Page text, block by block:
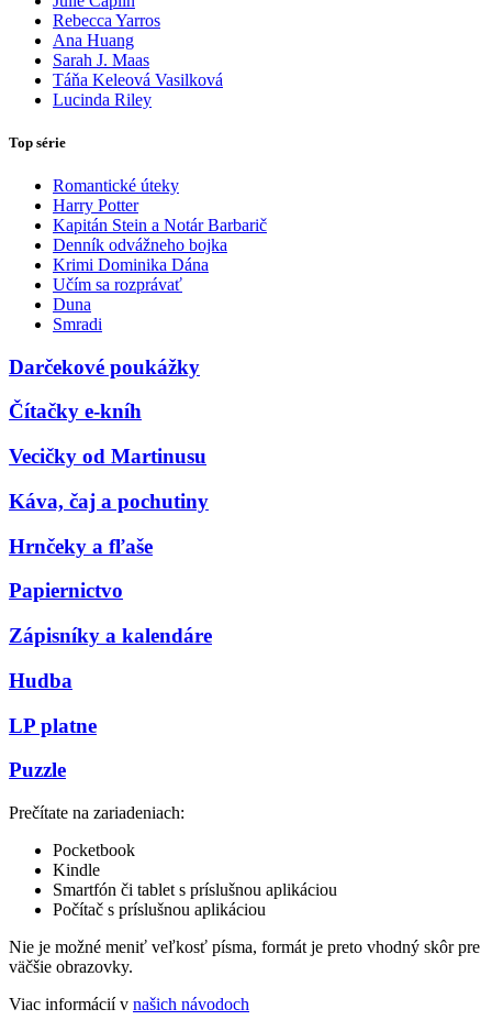
Rebecca Yarros
Ana Huang
Sarah J. Maas
Táňa Keleová Vasilková
Lucinda Riley
Top série
Romantické úteky
Harry Potter
Kapitán Stein a Notár Barbarič
Denník odvážneho bojka
Krimi Dominika Dána
Učím sa rozprávať
Duna
Smradi
Darčekové poukážky
Čítačky e-kníh
Vecičky od Martinusu
Káva, čaj a pochutiny
Hrnčeky a fľaše
Papiernictvo
Zápisníky a kalendáre
Hudba
LP platne
Puzzle
Prečítate na zariadeniach:
Pocketbook
Kindle
Smartfón či tablet s príslušnou aplikáciou
Počítač s príslušnou aplikáciou
Nie je možné meniť veľkosť písma, formát je preto vhodný skôr pre
väčšie obrazovky.
Viac informácií v našich návodoch